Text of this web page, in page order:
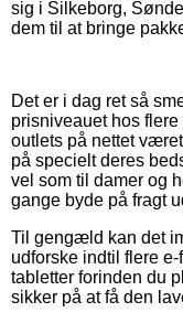
sig i Silkeborg,
dem til at bringe
Det er i dag ret så
prisniveauet hos
outlets på nettet
på specielt deres
vel som til damer og
gange byde på fragt
Til gengæld kan det
udforske indtil flere
tabletter forinden du
sikker på at få den